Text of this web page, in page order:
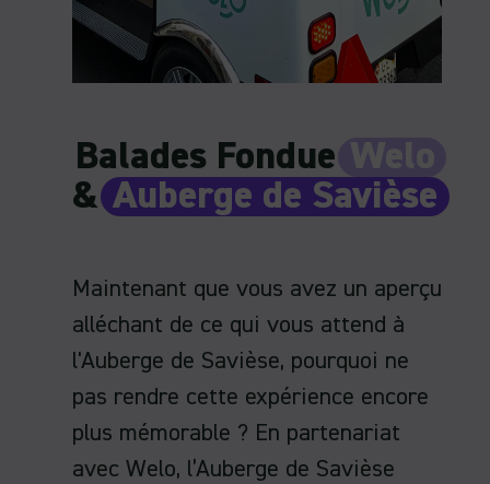
Balades Fondue Welo
&Auberge de Savièse
Maintenant que vous avez un aperçu
alléchant de ce qui vous attend à
l'Auberge de Savièse, pourquoi ne
pas rendre cette expérience encore
plus mémorable ? En partenariat
avec Welo, l’Auberge de Savièse